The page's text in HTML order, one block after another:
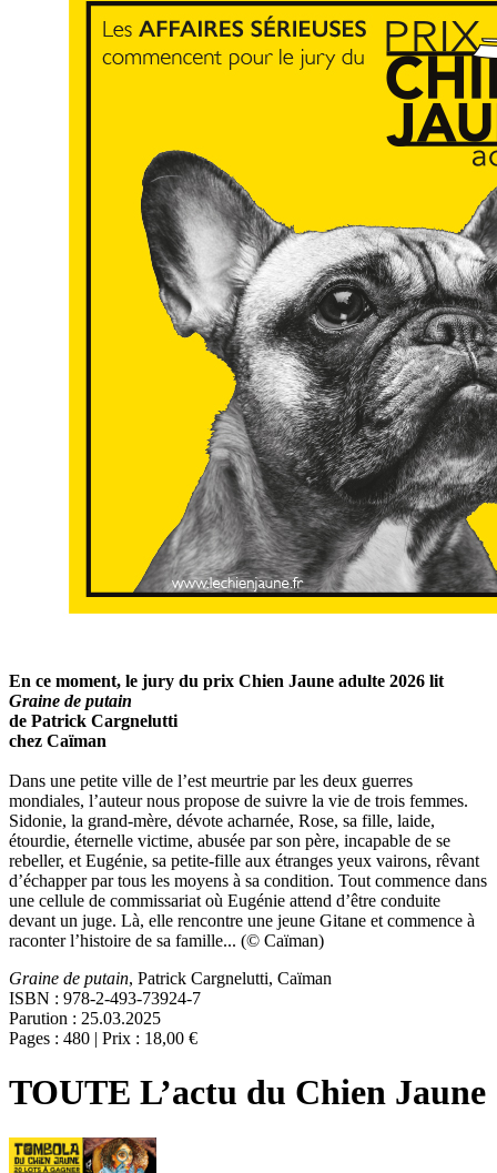
En ce moment, le jury du prix Chien Jaune adulte 2026 lit
Graine de putain
de Patrick Cargnelutti
chez Caïman
Dans une petite ville de l’est meurtrie par les deux guerres
mondiales, l’auteur nous propose de suivre la vie de trois femmes.
Sidonie, la grand-mère, dévote acharnée, Rose, sa fille, laide,
étourdie, éternelle victime, abusée par son père, incapable de se
rebeller, et Eugénie, sa petite-fille aux étranges yeux vairons, rêvant
d’échapper par tous les moyens à sa condition. Tout commence dans
une cellule de commissariat où Eugénie attend d’être conduite
devant un juge. Là, elle rencontre une jeune Gitane et commence à
raconter l’histoire de sa famille... (© Caïman)
Graine de putain, Patrick Cargnelutti, Caïman
ISBN : 978-2-493-73924-7
Parution : 25.03.2025
Pages : 480 | Prix : 18,00 €
TOUTE L’actu du Chien Jaune